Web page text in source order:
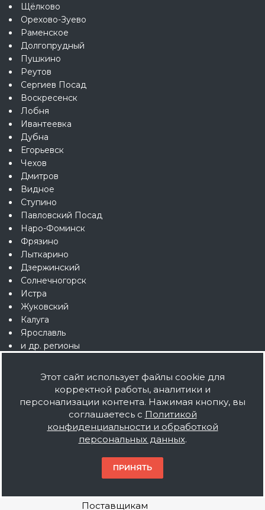
Щёлково
Орехово-Зуево
Раменское
Долгопрудный
Пушкино
Реутов
Сергиев Посад
Воскресенск
Лобня
Ивантеевка
Дубна
Егорьевск
Чехов
Дмитров
Видное
Ступино
Павловский Посад
Наро-Фоминск
Фрязино
Лыткарино
Дзержинский
Солнечногорск
Истра
Жуковский
Калуга
Ярославль
и др. регионы
О компании
О нас
Мы дилеры
Наше производство
Поставщикам
Этот сайт использует файлы cookie для
корректной работы, аналитики и
персонализации контента. Нажимая кнопку, вы
соглашаетесь с Политикой
конфиденциальности и обработкой
персональных данных.
ПРИНЯТЬ